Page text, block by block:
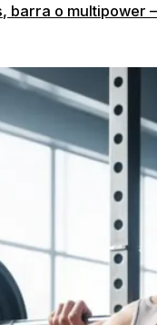
barra o multipower